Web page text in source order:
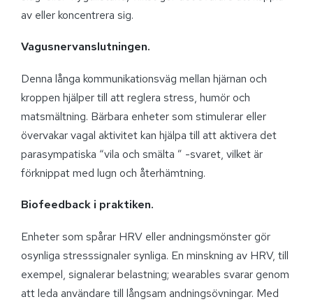
av eller koncentrera sig.
Vagusnervanslutningen.
Denna långa kommunikationsväg mellan hjärnan och
kroppen hjälper till att reglera stress, humör och
matsmältning. Bärbara enheter som stimulerar eller
övervakar vagal aktivitet kan hjälpa till att aktivera det
parasympatiska “vila och smälta ” -svaret, vilket är
förknippat med lugn och återhämtning.
Biofeedback i praktiken.
Enheter som spårar HRV eller andningsmönster gör
osynliga stresssignaler synliga. En minskning av HRV, till
exempel, signalerar belastning; wearables svarar genom
att leda användare till långsam andningsövningar. Med